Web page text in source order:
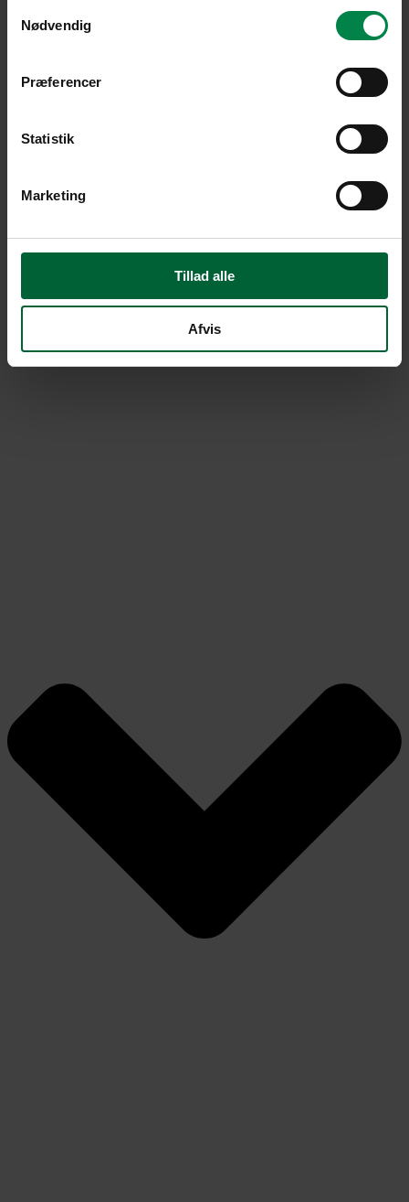
Nødvendig
Præferencer
Statistik
Marketing
Tillad alle
Afvis